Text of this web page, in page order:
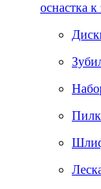
оснастка